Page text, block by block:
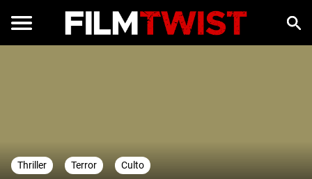
Thriller Terror Culto